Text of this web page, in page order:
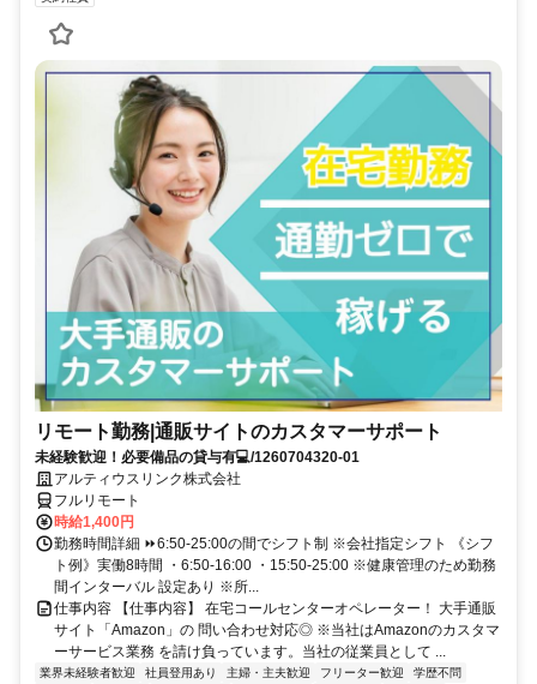
リモート勤務|通販サイトのカスタマーサポート
未経験歓迎！必要備品の貸与有💻/1260704320-01
アルティウスリンク株式会社
フルリモート
時給1,400円
勤務時間詳細 ⏩6:50-25:00の間でシフト制 ※会社指定シフト 《シフ
ト例》実働8時間 ・6:50-16:00 ・15:50-25:00 ※健康管理のため勤務
間インターバル 設定あり ※所...
仕事内容 【仕事内容】 在宅コールセンターオペレーター！ 大手通販
サイト「Amazon」の 問い合わせ対応◎ ※当社はAmazonのカスタマ
ーサービス業務 を請け負っています。当社の従業員として ...
業界未経験者歓迎 社員登用あり 主婦・主夫歓迎 フリーター歓迎
学歴不問